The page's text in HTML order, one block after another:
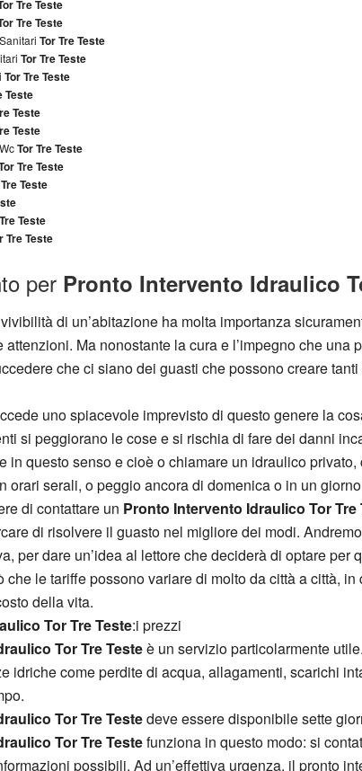
Tre Teste
Tre Teste
Tor Tre Teste
Tor Tre Teste
Tor Tre Teste
Teste
Teste
Teste
Tor Tre Teste
Tre Teste
Teste
Teste
Tre Teste
per Pronto Intervento Idraulico
di un’abitazione ha molta importanza
Ma nonostante la cura e l’impegno che
che ci siano dei guasti che possono creare
uno spiacevole imprevisto di questo genere la
si peggiorano le cose e si rischia di fare dei danni
in questo senso e cioè o chiamare un idraulico
orari serali, o peggio ancora di domenica o in un
di contattare un Pronto Intervento Idraulico Tor Tre
di risolvere il guasto nel migliore dei modi.
per dare un’idea al lettore che deciderà di optare per
che le tariffe possono variare di molto da città a città,
della vita.
Tor Tre Teste:i prezzi
Tor Tre Testeè un servizio particolarmente
idriche come perdite di acqua, allagamenti, scarichi
Tor Tre Testedeve essere disponibile sette
Tor Tre Testefunziona in questo modo: si
possibili. Ad un’effettiva urgenza, il pronto